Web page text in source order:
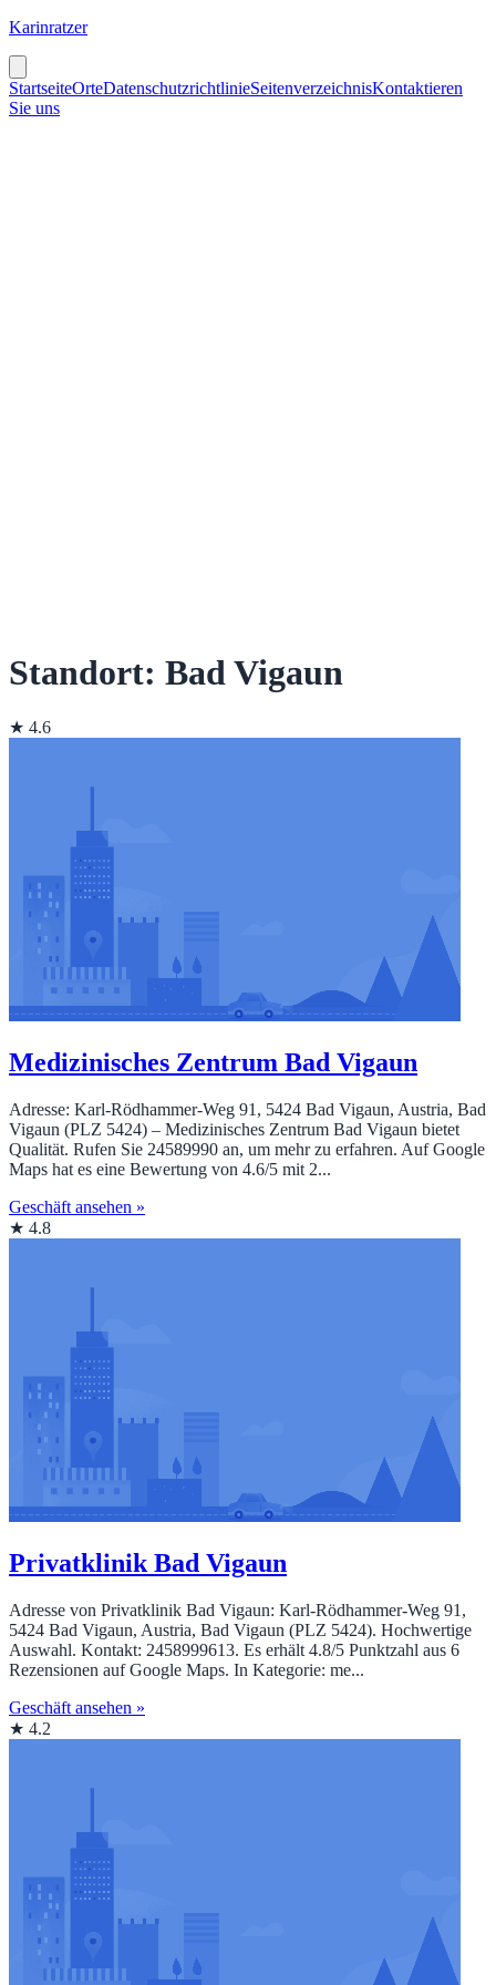
Karinratzer
StartseiteOrteDatenschutzrichtlinieSeitenverzeichnisKontaktieren
Sie uns
Standort: Bad Vigaun
★ 4.6
Medizinisches Zentrum Bad Vigaun
Adresse: Karl-Rödhammer-Weg 91, 5424 Bad Vigaun, Austria, Bad
Vigaun (PLZ 5424) – Medizinisches Zentrum Bad Vigaun bietet
Qualität. Rufen Sie 24589990 an, um mehr zu erfahren. Auf Google
Maps hat es eine Bewertung von 4.6/5 mit 2...
Geschäft ansehen »
★ 4.8
Privatklinik Bad Vigaun
Adresse von Privatklinik Bad Vigaun: Karl-Rödhammer-Weg 91,
5424 Bad Vigaun, Austria, Bad Vigaun (PLZ 5424). Hochwertige
Auswahl. Kontakt: 2458999613. Es erhält 4.8/5 Punktzahl aus 6
Rezensionen auf Google Maps. In Kategorie: me...
Geschäft ansehen »
★ 4.2